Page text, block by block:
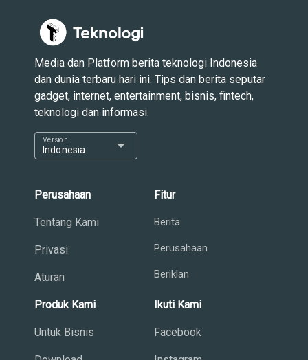
Media dan Platform berita teknologi Indonesia
dan dunia terbaru hari ini. Tips dan berita seputar
gadget, internet, entertainment, bisnis, fintech,
teknologi dan informasi.
Indonesia
Version arrow_drop_down
Perusahaan
Tentang Kami
Privasi
Aturan
Fitur
Berita
Perusahaan
Beriklan
Produk Kami
Untuk Bisnis
Ikuti Kami
Facebook